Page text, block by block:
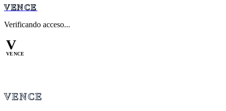
VENCE
Verificando acceso...
V
VENCE
VENCE